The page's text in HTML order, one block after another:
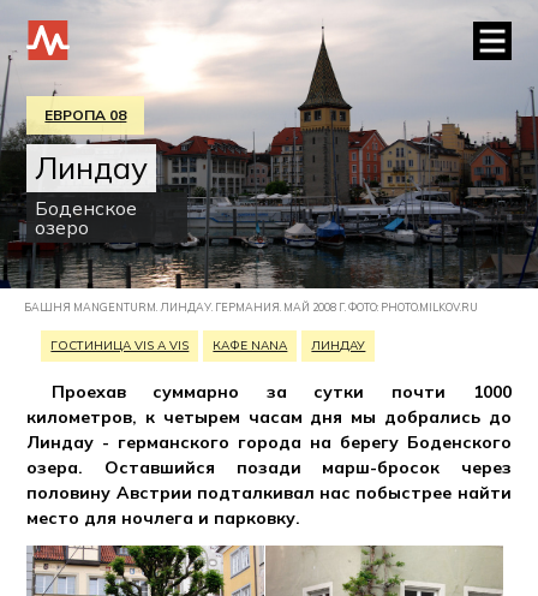
ЕВРОПА 08
Линдау
Боденское
озеро
БАШНЯ MANGENTURM. ЛИНДАУ. ГЕРМАНИЯ. МАЙ 2008 Г. ФОТО: PHOTO.MILKOV.RU
ГОСТИНИЦА VIS A VIS КАФЕ NANA ЛИНДАУ
Проехав суммарно за сутки почти 1000
километров, к четырем часам дня мы добрались до
Линдау - германского города на берегу Боденского
озера. Оставшийся позади марш-бросок через
половину Австрии подталкивал нас побыстрее найти
место для ночлега и парковку.